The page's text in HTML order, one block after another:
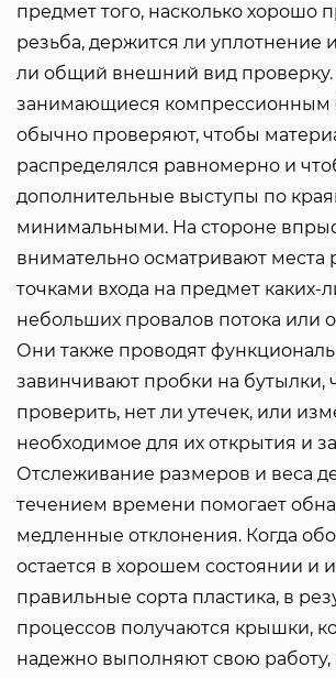
предмет того, насколько хорошо
резьба, держится ли уплотнение
ли общий внешний вид
занимающиеся компрессионным
обычно проверяют, чтобы
распределялся равномерно и
дополнительные выступы по
минимальными. На стороне
внимательно осматривают места
точками входа на предмет каких-
небольших провалов потока или
Они также проводят
завинчивают пробки на бутылки,
проверить, нет ли утечек, или
необходимое для их открытия и
Отслеживание размеров и веса
течением времени помогает
медленные отклонения. Когда
остается в хорошем состоянии и
правильные сорта пластика, в
процессов получаются крышки,
надежно выполняют свою работу,